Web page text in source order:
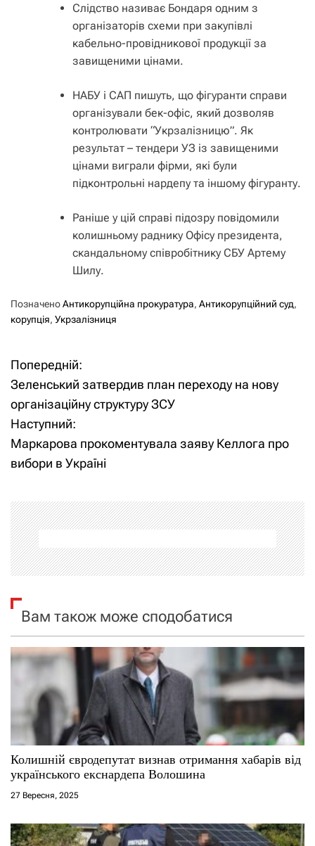
Слідство називає Бондаря одним з
організаторів схеми при закупівлі
кабельно-провідникової продукції за
завищеними цінами.
НАБУ і САП пишуть, що фігуранти справи
організували бек-офіс, який дозволяв
контролювати “Укрзалізницю”. Як
результат – тендери УЗ із завищеними
цінами виграли фірми, які були
підконтрольні нардепу та іншому фігуранту.
Раніше у цій справі підозру повідомили
колишньому раднику Офісу президента,
скандальному співробітнику СБУ Артему
Шилу.
ПозначеноАнтикорупційна прокуратура, Антикорупційний суд,
корупція, Укрзалізниця
Н
а
в
і
а
ц
і
я
з
а
и
с
і
в
Попередній:
Зеленський затвердив план переходу на нову
організаційну структуру ЗСУ
Наступний:
Маркарова прокоментувала заяву Келлога про
вибори в Україні
Вам також може сподобатися
Колишній євродепутат визнав отримання хабарів від
українського екснардепа Волошина
27 Вересня, 2025